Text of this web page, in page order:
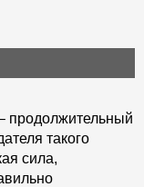
продолжительный
такого
сила,